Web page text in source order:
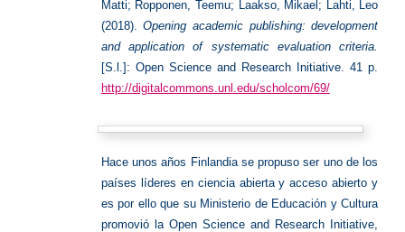
Matti; Ropponen, Teemu; Laakso, Mikael; Lahti, Leo
(2018).Opening academic publishing: development
and application of systematic evaluation criteria.
[S.l.]: Open Science and Research Initiative. 41 p.
http://digitalcommons.unl.edu/scholcom/69/
Hace unos años Finlandia se propuso ser uno de los
países líderes en ciencia abierta y acceso abierto y
es por ello que su Ministerio de Educación y Cultura
promovió la Open Science and Research Initiative,